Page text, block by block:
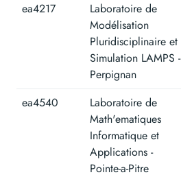
ea4217
Laboratoire de
Modélisation
Pluridisciplinaire et
Simulation LAMPS -
Perpignan
ea4540
Laboratoire de
Math'ematiques
Informatique et
Applications -
Pointe-a-Pitre